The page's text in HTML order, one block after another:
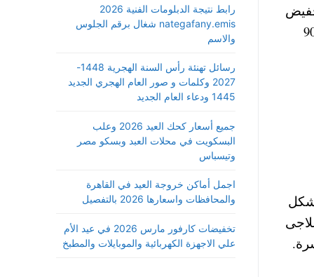
ليصل سعر دواء سوفالدي المصري الي 900
شكل
رابط نتيجة الدبلومات الفنية 2026
nategafany.emis شغال برقم الجلوس
والاسم
رسائل تهنئة رأس السنة الهجرية 1448-
2027 وكلمات و صور العام الهجري الجديد
1445 ودعاء العام الجديد
جميع أسعار كحك العيد 2026 وعلب
البسكويت في محلات العبد وبسكو مصر
وتيسباس
اجمل أماكن خروجة العيد في القاهرة
والمحافظات واسعارها 2026 بالتفصيل
تخفيضات كارفور مارس 2026 في عيد الأم
علي الاجهزة الكهربائية والموبايلات والمطبخ